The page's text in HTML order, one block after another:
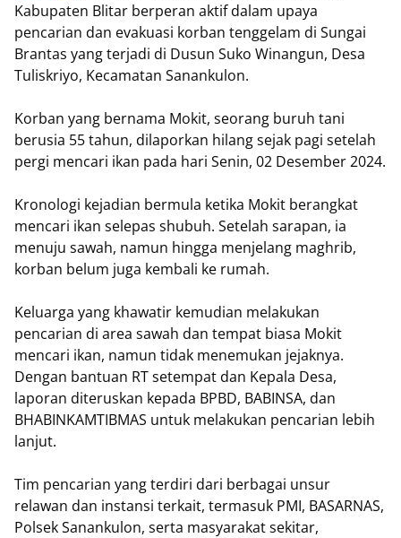
Kabupaten Blitar berperan aktif dalam upaya
pencarian dan evakuasi korban tenggelam di Sungai
Brantas yang terjadi di Dusun Suko Winangun, Desa
Tuliskriyo, Kecamatan Sanankulon.
Korban yang bernama Mokit, seorang buruh tani
berusia 55 tahun, dilaporkan hilang sejak pagi setelah
pergi mencari ikan pada hari Senin, 02 Desember 2024.
Kronologi kejadian bermula ketika Mokit berangkat
mencari ikan selepas shubuh. Setelah sarapan, ia
menuju sawah, namun hingga menjelang maghrib,
korban belum juga kembali ke rumah.
Keluarga yang khawatir kemudian melakukan
pencarian di area sawah dan tempat biasa Mokit
mencari ikan, namun tidak menemukan jejaknya.
Dengan bantuan RT setempat dan Kepala Desa,
laporan diteruskan kepada BPBD, BABINSA, dan
BHABINKAMTIBMAS untuk melakukan pencarian lebih
lanjut.
Tim pencarian yang terdiri dari berbagai unsur
relawan dan instansi terkait, termasuk PMI, BASARNAS,
Polsek Sanankulon, serta masyarakat sekitar,